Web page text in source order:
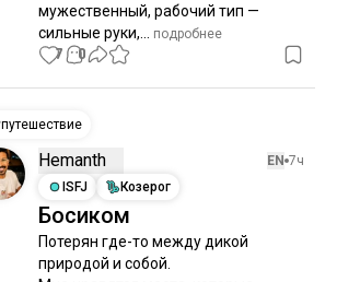
мужественный, рабочий тип —
сильные руки,...
подробнее
7 0
путешествие
Hemanth EN 7ч
ISFJ
Козерог
Босиком
Потерян где-то между дикой
природой и собой.